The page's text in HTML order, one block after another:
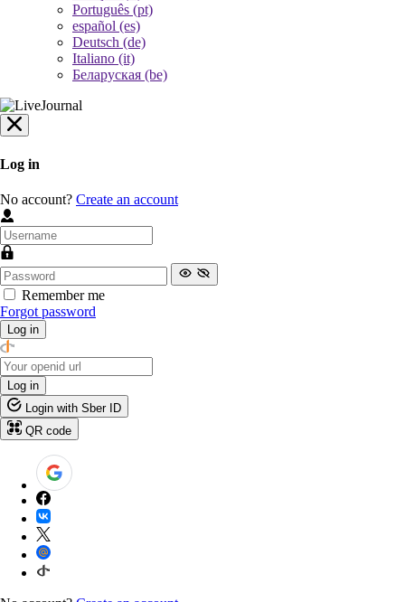
Português (pt)
español (es)
Deutsch (de)
Italiano (it)
Беларуская (be)
Log in
No account? Create an account
Remember me
Forgot password
Log in
Log in
Login with Sber ID
QR code